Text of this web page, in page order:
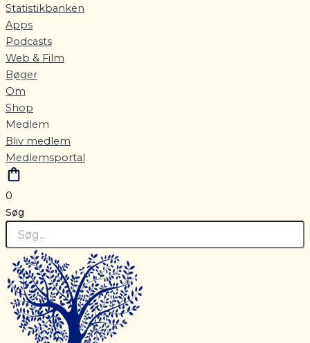
Statistikbanken
Apps
Podcasts
Web & Film
Bøger
Om
Shop
Medlem
Bliv medlem
Medlemsportal
0
Søg